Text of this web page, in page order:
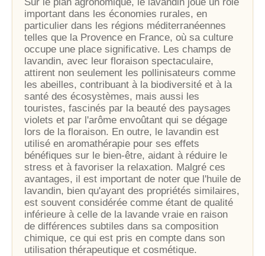
important dans les économies rurales, en
particulier dans les régions méditerranéennes
telles que la Provence en France, où sa culture
occupe une place significative. Les champs de
lavandin, avec leur floraison spectaculaire,
attirent non seulement les pollinisateurs comme
les abeilles, contribuant à la biodiversité et à la
santé des écosystèmes, mais aussi les
touristes, fascinés par la beauté des paysages
violets et par l'arôme envoûtant qui se dégage
lors de la floraison. En outre, le lavandin est
utilisé en aromathérapie pour ses effets
bénéfiques sur le bien-être, aidant à réduire le
stress et à favoriser la relaxation. Malgré ces
avantages, il est important de noter que l'huile de
lavandin, bien qu'ayant des propriétés similaires,
est souvent considérée comme étant de qualité
inférieure à celle de la lavande vraie en raison
de différences subtiles dans sa composition
chimique, ce qui est pris en compte dans son
utilisation thérapeutique et cosmétique.